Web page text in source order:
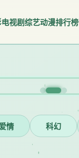
电视剧综艺动漫排行榜
情 科幻